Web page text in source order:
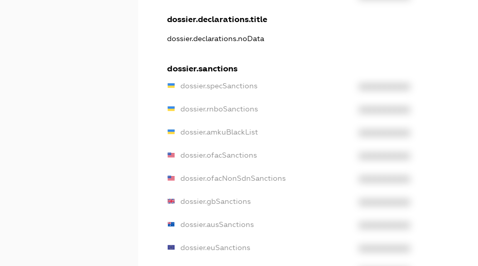
dossier.declarations.title
dossier.declarations.noData
dossier.sanctions
dossier.specSanctions
dossier.rnboSanctions
dossier.amkuBlackList
dossier.ofacSanctions
dossier.ofacNonSdnSanctions
dossier.gbSanctions
dossier.ausSanctions
dossier.euSanctions